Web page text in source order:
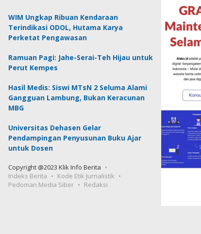
WIM Ungkap Ribuan Kendaraan
Terindikasi ODOL, Hutama Karya
Perketat Pengawasan
Ramuan Pagi: Jahe-Serai-Teh Hijau untuk
Perut Kempes
Hasil Medis: Siswi MTsN 2 Seluma Alami
Gangguan Lambung, Bukan Keracunan
MBG
Universitas Dehasen Gelar
Pendampingan Penyusunan Buku Ajar
untuk Dosen
Copyright @2023 Klik Info Berita
Indeks Berita
Kode Etik Jurnalistik
Pedoman Media Siber
Redaksi